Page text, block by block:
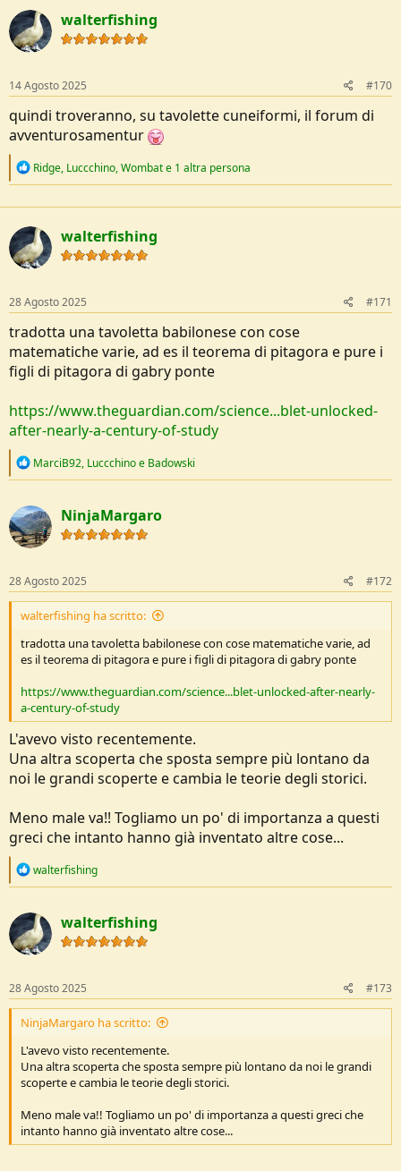
c
t
i
o
s
:
walterfishing
14 Agosto 2025 #170
quindi troveranno, su tavolette cuneiformi, il forum di
avventurosamentur
R
c
t
i
o
n
Ridge, Luccchino,Wombate 1 altra persona
walterfishing
28 Agosto 2025 #171
tradotta una tavoletta babilonese con cose
matematiche varie, ad es il teorema di pitagora e pure i
figli di pitagora di gabry ponte
https://www.theguardian.com/science...blet-unlocked-
after-nearly-a-century-of-study
R
c
t
i
o
s
:
MarciB92, Luccchinoe Badowski
NinjaMargaro
28 Agosto 2025 #172
walterfishing ha scritto:
tradotta una tavoletta babilonese con cose matematiche varie, ad
es il teorema di pitagora e pure i figli di pitagora di gabry ponte
https://www.theguardian.com/science...blet-unlocked-after-nearly-
a-century-of-study
L'avevo visto recentemente.
Una altra scoperta che sposta sempre più lontano da
noi le grandi scoperte e cambia le teorie degli storici.
Meno male va!! Togliamo un po' di importanza a questi
greci che intanto hanno già inventato altre cose...
R
c
t
i
o
s
:
walterfishing
walterfishing
28 Agosto 2025 #173
NinjaMargaro ha scritto:
L'avevo visto recentemente.
Una altra scoperta che sposta sempre più lontano da noi le grandi
scoperte e cambia le teorie degli storici.
Meno male va!! Togliamo un po' di importanza a questi greci che
intanto hanno già inventato altre cose...